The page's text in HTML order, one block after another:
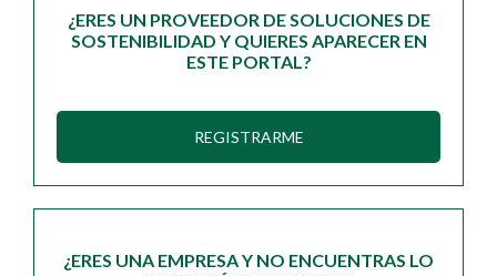
¿ERES UN PROVEEDOR DE SOLUCIONES DE
SOSTENIBILIDAD Y QUIERES APARECER EN
ESTE PORTAL?
REGISTRARME
¿ERES UNA EMPRESA Y NO ENCUENTRAS LO